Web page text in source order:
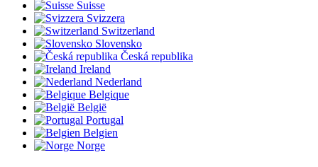
Suisse
Svizzera
Switzerland
Slovensko
Česká republika
Ireland
Nederland
Belgique
België
Portugal
Belgien
Norge